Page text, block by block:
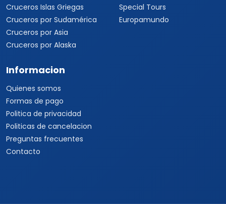
Cruceros Islas Griegas
Cruceros por Sudamérica
Cruceros por Asia
Cruceros por Alaska
Special Tours
Europamundo
Informacion
Quienes somos
Formas de pago
Politica de privacidad
Politicas de cancelacion
Preguntas frecuentes
Contacto